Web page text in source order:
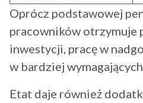
Oprócz podstawowej
pracowników otrzymuje
inwestycji, pracę w
w bardziej
Etat daje również